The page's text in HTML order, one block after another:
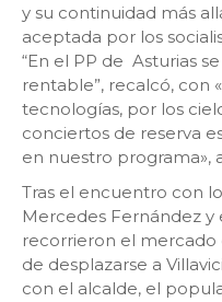
y su continuidad más
aceptada por los
“En el PP de Asturias
rentable”, recalcó, con
tecnologías, por los
conciertos de reserva
en nuestro programa»,
Tras el encuentro con
Mercedes Fernández y
recorrieron el mercado
de desplazarse a
con el alcalde, el